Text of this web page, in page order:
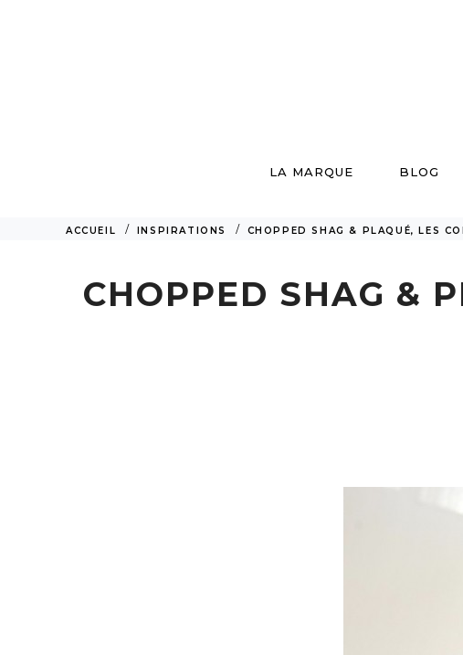
LA MARQUE BLOG
ACCUEIL INSPIRATIONS CHOPPED SHAG & PLAQUÉ, LES
CHOPPED SHAG &